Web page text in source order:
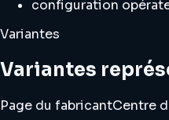
configuration
Variantes
Variantes
Page du fabricantCentre